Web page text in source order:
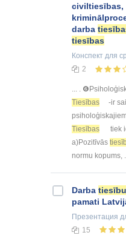
civiltiesības,
darba
tiesības
Конспект для
2
... .
Tiesības
-ir
Tiesības
tiek
a)Pozitīvās
normu kopums, ...
Darba tiesību
pamati
Презентация
15